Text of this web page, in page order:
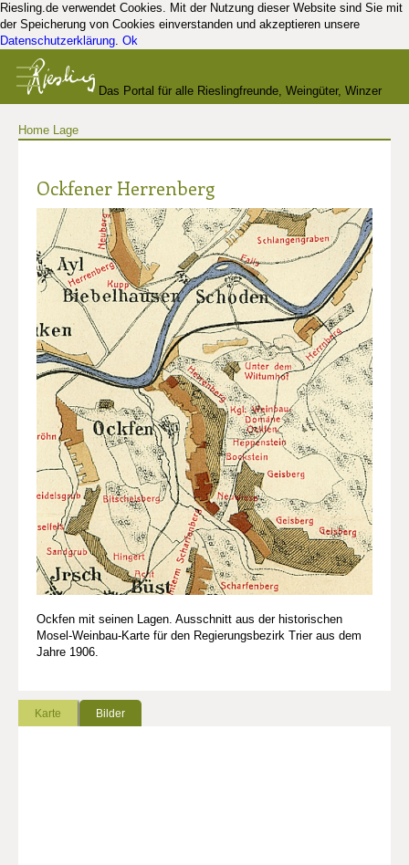
Riesling.de verwendet Cookies. Mit der Nutzung dieser Website sind Sie mit
der Speicherung von Cookies einverstanden und akzeptieren unsere
Datenschutzerklärung. Ok
Das Portal für alle Rieslingfreunde, Weingüter, Winzer
Home Lage
Ockfener Herrenberg
Ockfen mit seinen Lagen. Ausschnitt aus der historischen
Mosel-Weinbau-Karte für den Regierungsbezirk Trier aus dem
Jahre 1906.
Karte Bilder